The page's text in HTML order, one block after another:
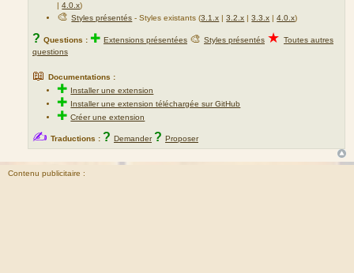
|4.0.x)
🎨Styles présentés - Styles existants (3.1.x |3.2.x |3.3.x |4.0.x)
? Questions : ✚ Extensions présentées 🎨 Styles présentés ★ Toutes autres
questions
📖 Documentations :
✚ Installer une extension
✚ Installer une extension téléchargée sur GitHub
✚Créer une extension
✍ Traductions : ? Demander ? Proposer
Contenu publicitaire :